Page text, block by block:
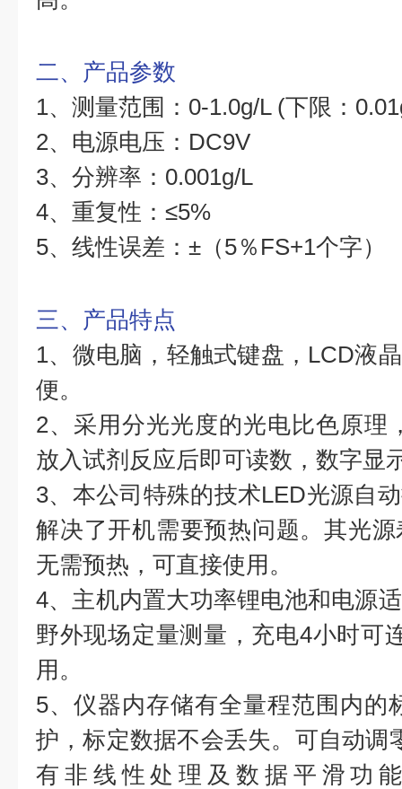
二、产品参数
1、测量范围：0-1.0g/L (下限：
2、电源电压：DC9V
3、分辨率：0.001g/L
4、重复性：≤5%
5、线性误差：±（5％FS+1个字）
三、产品特点
1、微电脑，轻触式键盘，LCD液
便。
2、采用分光光度的光电比色原理
放入试剂反应后即可读数，数字显
3、本公司特殊的技术LED光源自
解决了开机需要预热问题。其光
无需预热，可直接使用。
4、主机内置大功率锂电池和电源
野外现场定量测量，充电4小时可
用。
5、仪器内存储有全量程范围内的
护，标定数据不会丢失。可自动调
有非线性处理及数据平滑功